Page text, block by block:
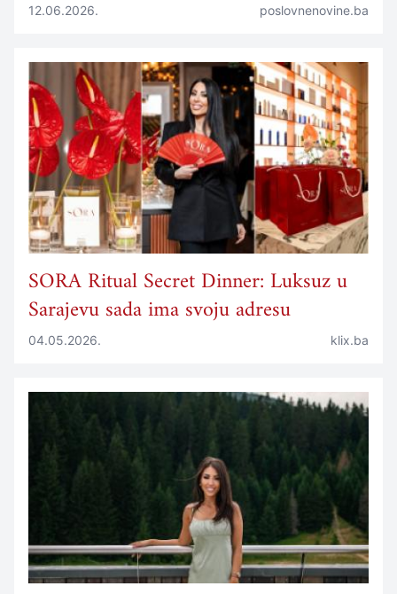
12.06.2026. poslovnenovine.ba
SORA Ritual Secret Dinner: Luksuz u
Sarajevu sada ima svoju adresu
04.05.2026. klix.ba